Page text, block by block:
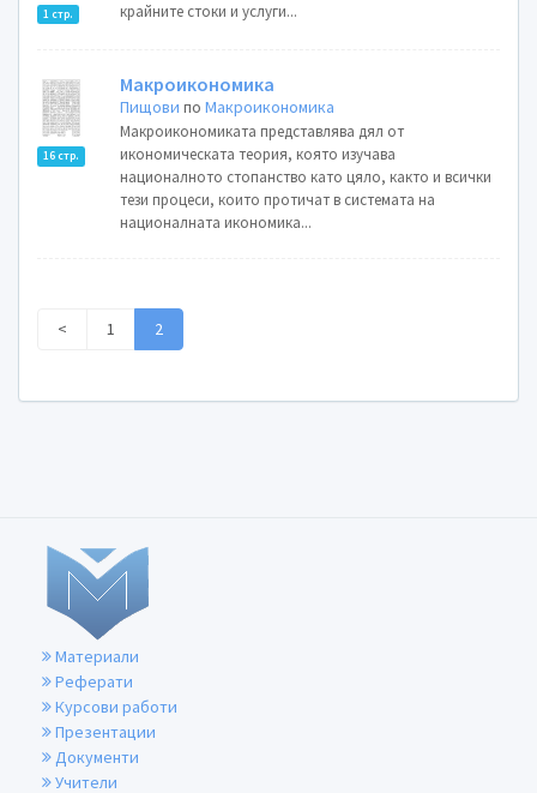
1 стр.
крайните стоки и услуги...
16 стр.
Макроикономика
Пищови поМакроикономика
Макроикономиката представлява дял от
икономическата теория, която изучава
националното стопанство като цяло, както и всички
тези процеси, които протичат в системата на
националната икономика...
< 1 2
Материали
Реферати
Курсови работи
Презентации
Документи
Учители